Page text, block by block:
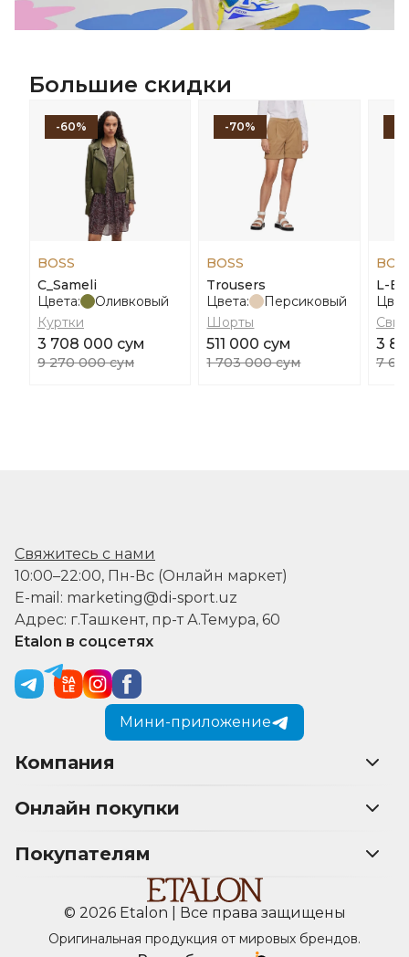
Большие скидки
-60%
BOSS
C_Sameli
Цвета:
Оливковый
Куртки
3 708 000 сум
9 270 000 сум
-70%
BOSS
Trousers
Цвета:
Персиковый
Шорты
511 000 сум
1 703 000 сум
L-
3
7
Свяжитесь с нами
10:00–22:00, Пн-Вс (Онлайн маркет)
E-mail: marketing@di-sport.uz
Адрес: г.Ташкент, пр-т А.Темура, 60
Etalon в соцсетях
Мини-приложение
Компания
Онлайн покупки
Покупателям
© 2026 Etalon | Все права защищены
Оригинальная продукция от мировых брендов.